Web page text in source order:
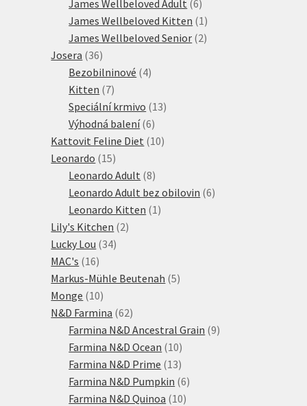
James Wellbeloved Adult 6
produktů
James Wellbeloved Kitten 1 1
produkt
James Wellbeloved Senior 22
Josera 3636
produktů
Bezobilninové 44
Kitten 77
produktů
Speciální krmivo 1313
Výhodná balení 66
produktů
Kattovit Feline Diet 1010
Leonardo 1515
produktů
Leonardo Adult 88
produktů
Leonardo Adult bez obilovin 66
Leonardo Kitten 1 1
Lily's Kitchen 22
Lucky Lou 3434
MAC's 1616
produktů
Markus-Mühle Beutenah 55
Monge 1010
produktů
N&D Farmina 6262
produktů
Farmina N&D Ancestral Grain 99
Farmina N&D Ocean 1010
produktů
Farmina N&D Prime 1313
produktů
Farmina N&D Pumpkin 66
Farmina N&D Quinoa 1010